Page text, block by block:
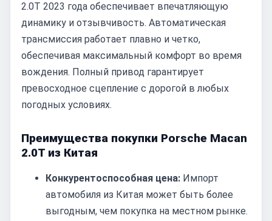
2.0T 2023 года обеспечивает впечатляющую
динамику и отзывчивость. Автоматическая
трансмиссия работает плавно и четко,
обеспечивая максимальный комфорт во время
вождения. Полный привод гарантирует
превосходное сцепление с дорогой в любых
погодных условиях.
Преимущества покупки Porsche Macan
2.0T из Китая
Конкурентоспособная цена: Импорт
автомобиля из Китая может быть более
выгодным, чем покупка на местном рынке.